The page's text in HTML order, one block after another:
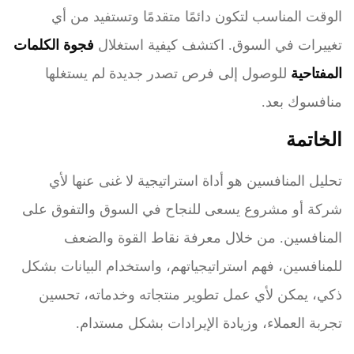
الوقت المناسب لتكون دائمًا متقدمًا وتستفيد من أي
تغييرات في السوق. اكتشف كيفية استغلال فجوة الكلمات
المفتاحية للوصول إلى فرص تصدر جديدة لم يستغلها
منافسوك بعد.
الخاتمة
تحليل المنافسين هو أداة استراتيجية لا غنى عنها لأي
شركة أو مشروع يسعى للنجاح في السوق والتفوق على
المنافسين. من خلال معرفة نقاط القوة والضعف
للمنافسين، فهم استراتيجياتهم، واستخدام البيانات بشكل
ذكي، يمكن لأي عمل تطوير منتجاته وخدماته، تحسين
تجربة العملاء، وزيادة الإيرادات بشكل مستدام.